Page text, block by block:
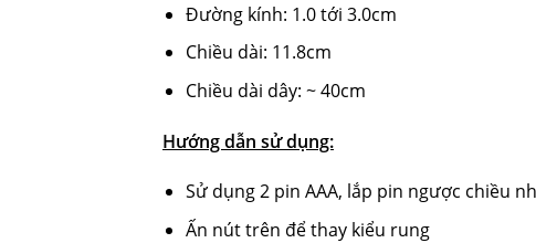
Đường kính: 1.0 tới 3.0cm
Chiều dài: 11.8cm
Chiều dài dây: ~ 40cm
Hướng dẫn sử dụng:
Sử dụng 2 pin AAA, lắp pin ngược chiều
Ấn nút trên để thay kiểu rung